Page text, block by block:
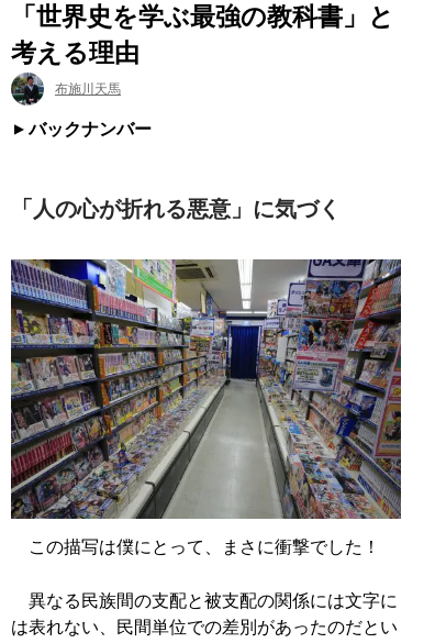
「世界史を学ぶ最強の教科書」と
考える理由
布施川天馬
バックナンバー
「人の心が折れる悪意」に気づく
この描写は僕にとって、まさに衝撃でした！
異なる民族間の支配と被支配の関係には文字に
は表れない、民間単位での差別があったのだとい